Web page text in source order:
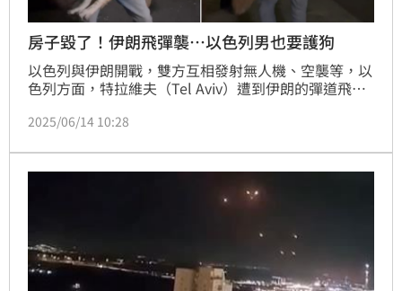
房子毀了！伊朗飛彈襲…以色列男也要護狗
以色列與伊朗開戰，雙方互相發射無人機、空襲等，以
色列方面，特拉維夫（Tel Aviv）遭到伊朗的彈道飛彈
民眾拍下，疑飼主的男子在被炸過的建築物前，抱著一
開，引發討論。
2025/06/14 10:28